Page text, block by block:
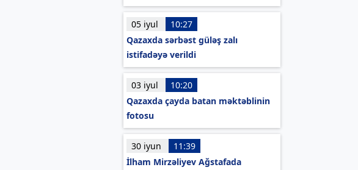
05 iyul
10:27
Qazaxda sərbəst güləş zalı
istifadəyə verildi
03 iyul
10:20
Qazaxda çayda batan məktəblinin
fotosu
30 iyun
11:39
İlham Mirzəliyev Ağstafada